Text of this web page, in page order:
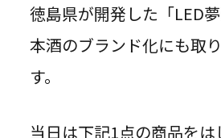
徳島県が開発した「LED
本酒のブランド化にも取
す。
当日は下記1点の商品をは